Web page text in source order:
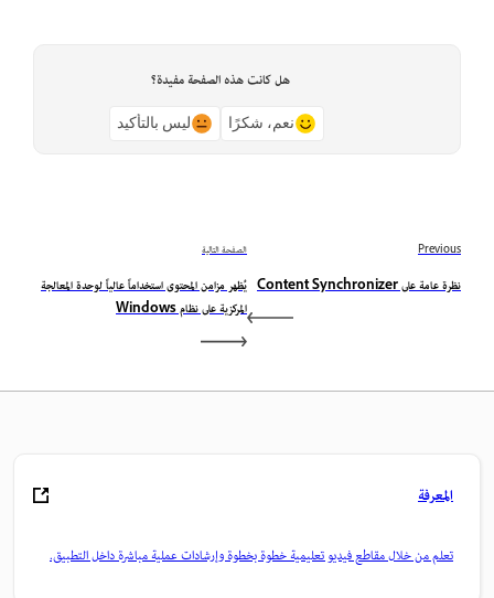
هل كانت هذه الصفحة مفيدة؟
نعم، شكرًا ليس بالتأكيد
Previous
نظرة عامة على Content Synchronizer
الصفحة التالية
يُظهر مزامن المحتوى استخداماً عالياً لوحدة المعالجة
المركزية على نظام Windows
المعرفة
تعلم من خلال مقاطع فيديو تعليمية خطوة بخطوة وإرشادات عملية مباشرة داخل التطبيق.